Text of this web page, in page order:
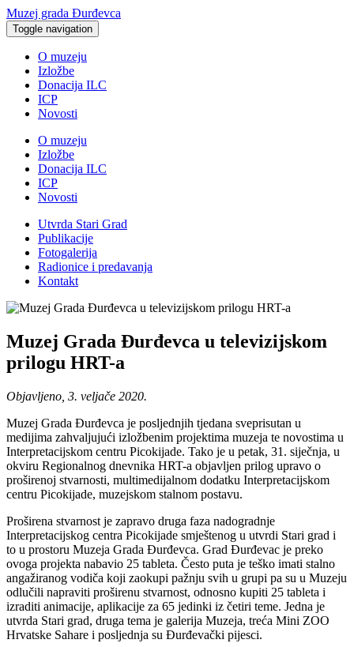
Muzej grada Đurđevca
Toggle navigation
O muzeju
Izložbe
Donacija ILC
ICP
Novosti
O muzeju
Izložbe
Donacija ILC
ICP
Novosti
Utvrda Stari Grad
Publikacije
Fotogalerija
Radionice i predavanja
Kontakt
Muzej Grada Đurđevca u televizijskom
prilogu HRT-a
Objavljeno, 3. veljače 2020.
Muzej Grada Đurđevca je posljednjih tjedana sveprisutan u
medijima zahvaljujući izložbenim projektima muzeja te novostima u
Interpretacijskom centru Picokijade. Tako je u petak, 31. siječnja, u
okviru Regionalnog dnevnika HRT-a objavljen prilog upravo o
proširenoj stvarnosti, multimedijalnom dodatku Interpretacijskom
centru Picokijade, muzejskom stalnom postavu.
Proširena stvarnost je zapravo druga faza nadogradnje
Interpretacijskog centra Picokijade smještenog u utvrdi Stari grad i
to u prostoru Muzeja Grada Đurđevca. Grad Đurđevac je preko
ovoga projekta nabavio 25 tableta. Često puta je teško imati stalno
angažiranog vodiča koji zaokupi pažnju svih u grupi pa su u Muzeju
odlučili napraviti proširenu stvarnost, odnosno kupiti 25 tableta i
izraditi animacije, aplikacije za 65 jedinki iz četiri teme. Jedna je
utvrda Stari grad, druga tema je galerija Muzeja, treća Mini ZOO
Hrvatske Sahare i posljednja su Đurđevački pijesci.